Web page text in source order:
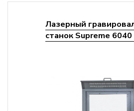
Лазерный
станок Supreme 6040